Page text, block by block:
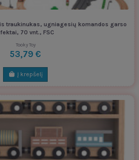
traukinukas, ugniagesių komandos garso
70 vnt., FSC
Tooky Toy
53,79 €
Į krepšelį